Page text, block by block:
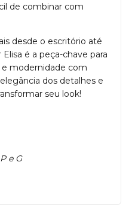
de combinar com
desde o escritório até
é a peça-chave para
e modernidade com
dos detalhes e
seu look!
e G